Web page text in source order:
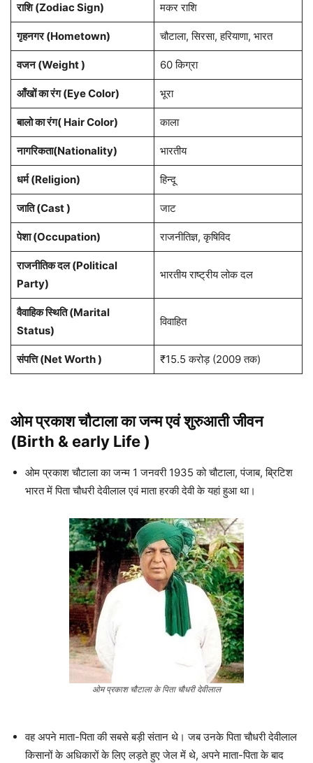
राशि (Zodiac Sign) मकर राशि
गृहनगर (Hometown) चौटाला, सिरसा, हरियाणा, भारत
वजन (Weight ) 60 किग्रा
आँखों का रंग (Eye Color) भूरा
बालो का रंग( Hair Color) काला
नागरिकता(Nationality) भारतीय
धर्म (Religion) हिन्दू
जाति (Cast ) जाट
पेशा (Occupation) राजनीतिज्ञ, कृषिविद
राजनीतिक दल (Political
Party)
भारतीय राष्ट्रीय लोक दल
वैवाहिक स्थिति (Marital
Status)
विवाहित
संपत्ति (Net Worth ) ₹15.5 करोड़ (2009 तक)
ओम प्रकाश चौटाला का जन्म एवं शुरुआती जीवन
(Birth & early Life )
ओम प्रकाश चौटाला का जन्म 1 जनवरी 1935 को चौटाला, पंजाब, ब्रिटिश
भारत में पिता चौधरी देवीलाल एवं माता हरकी देवी के यहां हुआ था।
ओम प्रकाश चौटाला के पिता चौधरी देवीलाल
वह अपने माता-पिता की सबसे बड़ी संतान थे। जब उनके पिता चौधरी देवीलाल
किसानों के अधिकारों के लिए लड़ते हुए जेल में थे, अपने माता-पिता के बाद